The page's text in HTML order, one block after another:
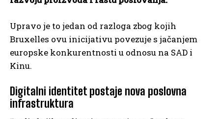
Upravo je to jedan od razloga zbog kojih
Bruxelles ovu inicijativu povezuje s jačanjem
europske konkurentnosti u odnosu na SAD i
Kinu.
Digitalni identitet postaje nova poslovna
infrastruktura